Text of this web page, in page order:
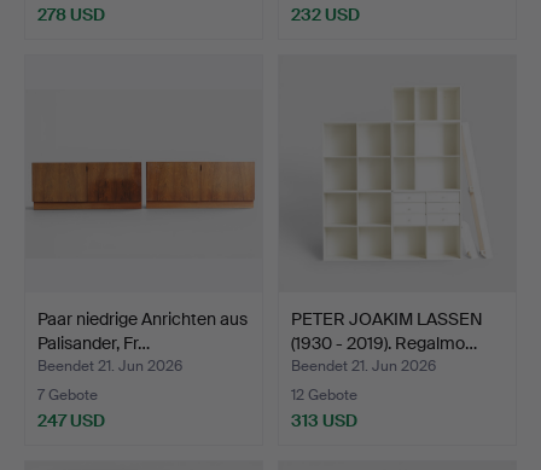
278 USD 232 USD
Paar niedrige Anrichten aus
Palisander, Fr…
Beendet 21. Jun 2026
7 Gebote
247 USD
PETER JOAKIM LASSEN
(1930 - 2019). Regalmo…
Beendet 21. Jun 2026
12 Gebote
313 USD